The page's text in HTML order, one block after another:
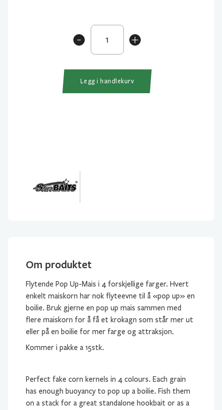
+
Starbaits
Pop
Up
Corn
-
Legg i handlekurv
Om produktet
Flytende Pop Up-Mais i 4 forskjellige farger. Hvert
enkelt maiskorn har nok flyteevne til å «pop up» en
boilie. Bruk gjerne en pop up mais sammen med
flere maiskorn for å få et krokagn som står mer ut
eller på en boilie for mer farge og attraksjon.
Kommer i pakke a 15stk.
Perfect fake corn kernels in 4 colours. Each grain
has enough buoyancy to pop up a boilie. Fish them
on a stack for a great standalone hookbait or as a